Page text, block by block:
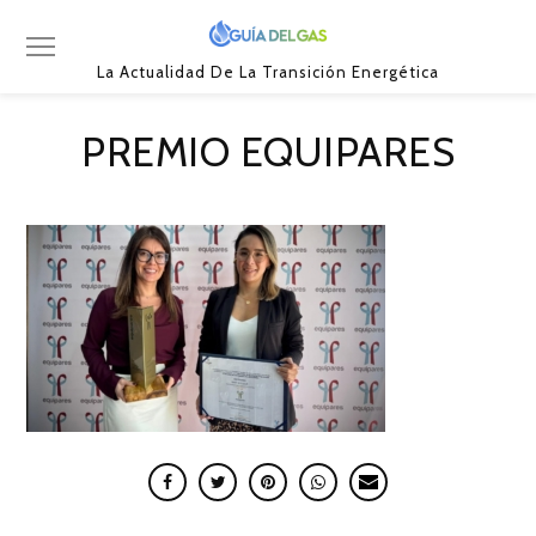
La Actualidad De La Transición Energética
PREMIO EQUIPARES